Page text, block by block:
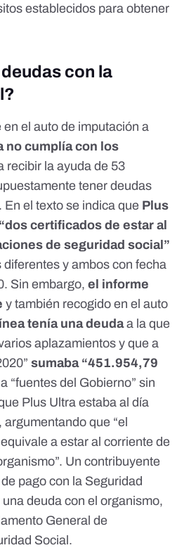
establecidos para obtener
con la
el auto de imputación a
no cumplía con los
recibir la ayuda de 53
tener deudas
el texto se indica que Plus
certificados de estar al
de seguridad social”
y ambos con fecha
Sin embargo, el informe
y también recogido en el auto
tenía una deudaa la que
aplazamientos y que a
sumaba “451.954,79
“fuentes del Gobierno” sin
Plus Ultra estaba al día
que “el
a estar al corriente de
Un contribuyente
pago con la Seguridad
deuda con el organismo,
General de
Social .